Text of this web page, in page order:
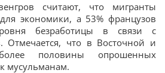
считают, что мигранты
экономики, а 53% французов
безработицы в связи с
Отмечается, что в Восточной и
половины опрошенных
мусульманам.